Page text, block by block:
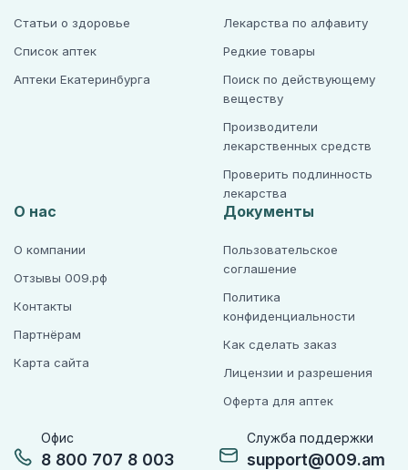
Офис
8 800 707 8 003
Служба поддержки
support@009.am
Статьи о здоровье
Список аптек
Аптеки Екатеринбурга
Лекарства по алфавиту
Редкие товары
Поиск по действующему
веществу
Производители
лекарственных средств
Проверить подлинность
лекарства
О нас
О компании
Отзывы 009.рф
Контакты
Партнёрам
Карта сайта
Документы
Пользовательское
соглашение
Политика
конфиденциальности
Как сделать заказ
Лицензии и разрешения
Оферта для аптек